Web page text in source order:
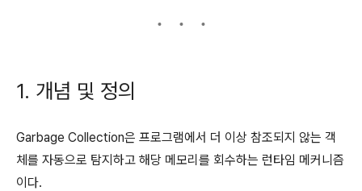
1. 개념 및 정의
Garbage Collection은 프로그램에서 더 이상 참조되지 않는 객
체를 자동으로 탐지하고 해당 메모리를 회수하는 런타임 메커니즘
이다.